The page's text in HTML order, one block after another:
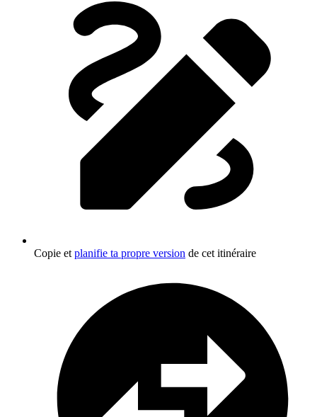
Copie et planifie ta propre version de cet itinéraire